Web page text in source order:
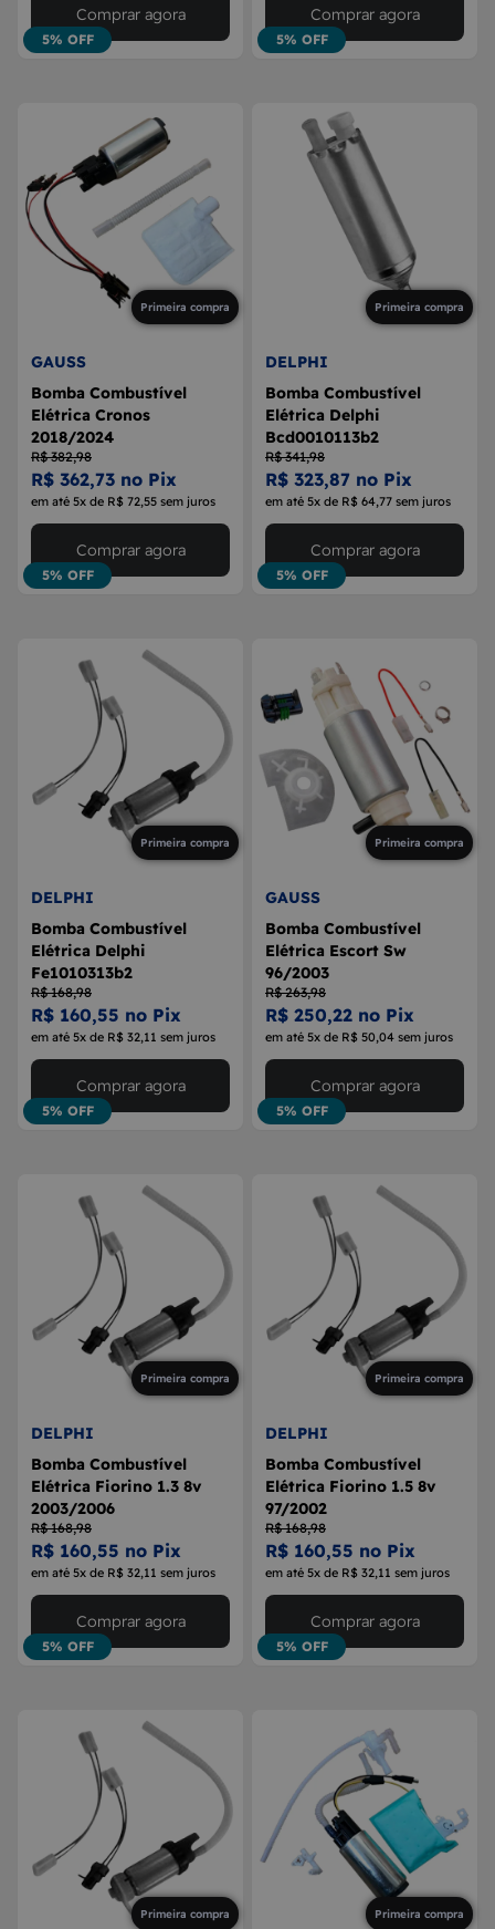
5% OFF
Comprar agora
5% OFF
Comprar agora
Primeira compra
GAUSS
Bomba Combustível
Elétrica Cronos
2018/2024
R$ 382,98
R$ 362,73 no Pix
em até 5x de R$ 72,55 sem juros
5% OFF
Comprar agora
Primeira compra
DELPHI
Bomba Combustível
Elétrica Delphi
Bcd0010113b2
R$ 341,98
R$ 323,87 no Pix
em até 5x de R$ 64,77 sem juros
5% OFF
Comprar agora
Primeira compra
DELPHI
Bomba Combustível
Elétrica Delphi
Fe1010313b2
R$ 168,98
R$ 160,55 no Pix
em até 5x de R$ 32,11 sem juros
5% OFF
Comprar agora
Primeira compra
GAUSS
Bomba Combustível
Elétrica Escort Sw
96/2003
R$ 263,98
R$ 250,22 no Pix
em até 5x de R$ 50,04 sem juros
5% OFF
Comprar agora
Primeira compra
DELPHI
Bomba Combustível
Elétrica Fiorino 1.3 8v
2003/2006
R$ 168,98
R$ 160,55 no Pix
em até 5x de R$ 32,11 sem juros
5% OFF
Comprar agora
Primeira compra
DELPHI
Bomba Combustível
Elétrica Fiorino 1.5 8v
97/2002
R$ 168,98
R$ 160,55 no Pix
em até 5x de R$ 32,11 sem juros
5% OFF
Comprar agora
Primeira compra Primeira compra